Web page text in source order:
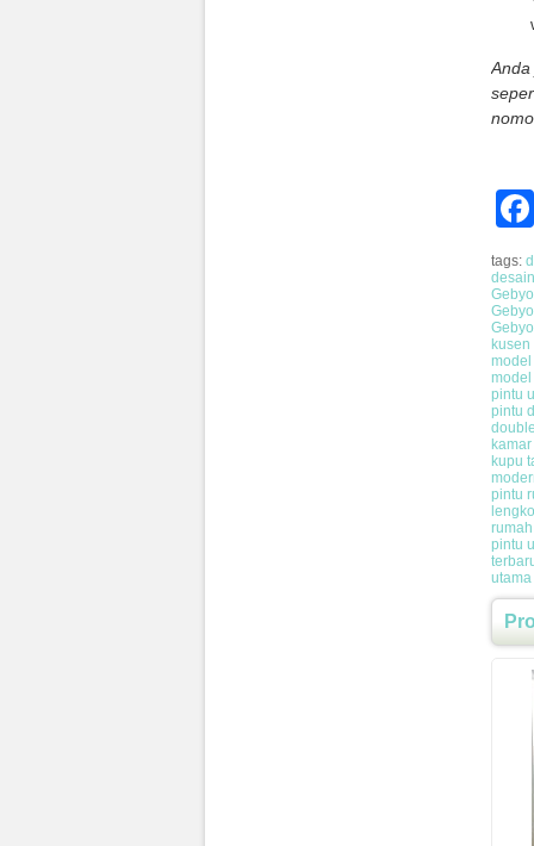
tags:
kusen
pintu
pintu
kupu
pintu
pintu